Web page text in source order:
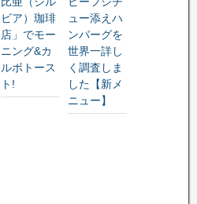
ビア）珈琲
店」でモー
ニング&カ
ルボトース
ト!
ュー添えハ
ンバーグを
世界一詳し
く調査しま
した【新メ
ニュー】